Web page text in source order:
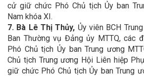
cử giữ chức Phó Chủ tịch Ủy ban
Nam khóa XI.
7. Bà Lê Thị Thủy, Ủy viên BCH
Ban Thường vụ Đảng ủy MTTQ, các
Phó Chủ tịch Ủy ban Trung ương
Chủ tịch Trung ương Hội Liên hiệp
giữ chức Phó Chủ tịch Ủy ban Trung